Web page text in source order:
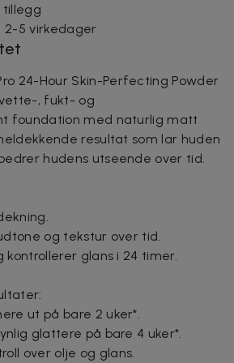
tillegg
2-5 virkedager
24-Hour Skin-Perfecting Powder
, fukt- og
foundation med naturlig matt
resultat som lar huden
hudens utseende over tid.
og tekstur over tid.
kontrollerer glans i 24 timer.
ut på bare 2 uker*.
glattere på bare 4 uker*.
over olje og glans.